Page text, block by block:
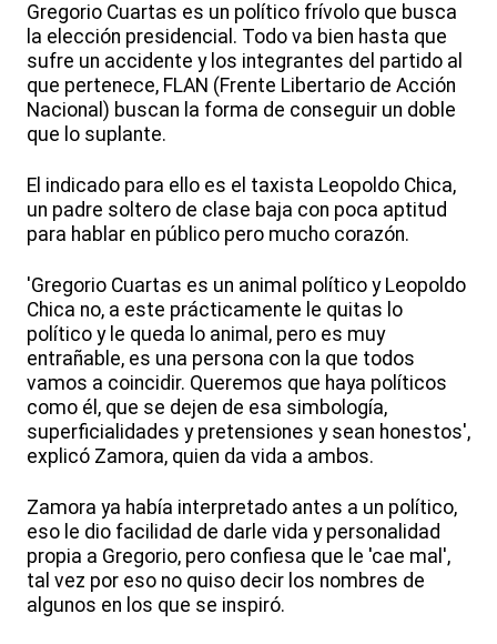
Gregorio Cuartas es un político frívolo que busca
la elección presidencial. Todo va bien hasta que
sufre un accidente y los integrantes del partido al
que pertenece, FLAN (Frente Libertario de Acción
Nacional) buscan la forma de conseguir un doble
que lo suplante.
El indicado para ello es el taxista Leopoldo Chica,
un padre soltero de clase baja con poca aptitud
para hablar en público pero mucho corazón.
'Gregorio Cuartas es un animal político y Leopoldo
Chica no, a este prácticamente le quitas lo
político y le queda lo animal, pero es muy
entrañable, es una persona con la que todos
vamos a coincidir. Queremos que haya políticos
como él, que se dejen de esa simbología,
superficialidades y pretensiones y sean honestos',
explicó Zamora, quien da vida a ambos.
Zamora ya había interpretado antes a un político,
eso le dio facilidad de darle vida y personalidad
propia a Gregorio, pero confiesa que le 'cae mal',
tal vez por eso no quiso decir los nombres de
algunos en los que se inspiró.